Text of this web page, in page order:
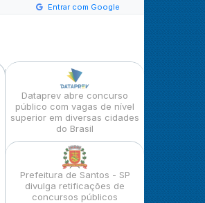
Entrar com Google
Dataprev abre concurso
público com vagas de nível
superior em diversas cidades
do Brasil
Prefeitura de Santos - SP
divulga retificações de
concursos públicos